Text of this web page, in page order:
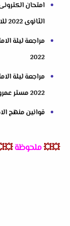
امتحان
الثانوى 2022 للاستاذ محمد صلاح
مراجعة ليلة
2022
مراجعة ليلة
2022 مستر عمرو جاويش
قوانين منهج الاحصاء
💥💥ملحوظة